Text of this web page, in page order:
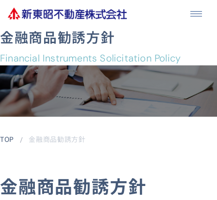
メニュ
金融商品勧誘方針
Financial Instruments Solicitation Policy
TOP 金融商品勧誘方針
金融商品勧誘方針